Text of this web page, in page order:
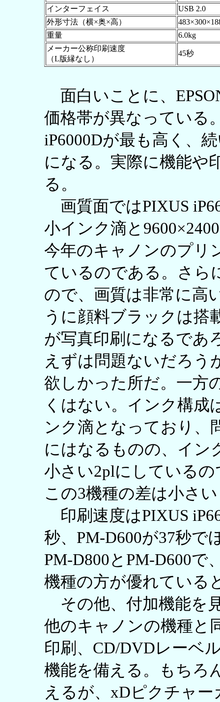
インターフェイス
USB 2.0
外形寸法（横×奥×高）
重量
6.0kg
メーカー公称印刷速度
（L版縁なし）
45秒
面白いことに、
価格帯が異なっている
iP6000Dが最も高く、
になる。実際に機能や
る。
画質面ではPIXUS
小インク滴と
今年のキャノンのプリ
ているのである。さら
ので、画質は非常に高
うに顔料ブラックは搭
が写真印刷になるであ
えずは問題ないだろう
欲しかった所だ。一方
くはない。インク構成
ンク滴となっており、
にはなるものの、イン
小さい2plにしている
この3機種の差は小さ
印刷速度はPIXUS
秒、PM-D600が37秒で
PM-D800とPM-D600で
機種の方が優れている
その他、付加機能を
他のキャノンの機種と
印刷、CD/DVDレーベ
機能を備える。もちろ
えるが、xDピクチャ